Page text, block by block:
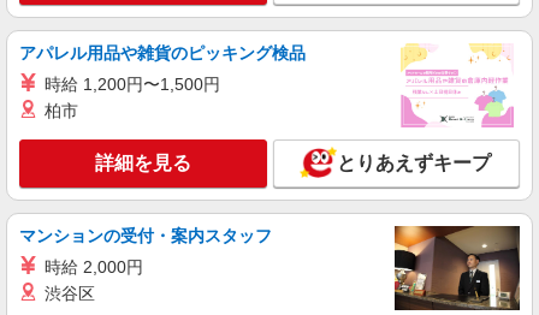
い金10万円支給(規定有) お友達を紹介頂くと, イン
センティブ支給(規定有) ★月2回払い・週払い可能
（規程有）★ ゜・。○。・゜+゜・。○。・゜+゜
パート
ケーズデンキ 厚木店
携帯電話販売・アドバイザースタッフ
賞与あり ※当社規定あり ※アルバイト除
く 神奈川県厚木市田村町1番26号
キープ 詳細を見る
アパレル用品や雑貨のピッキング検品
時給 1,200円〜1,500円
柏市
詳細を見る とりあえずキープ
マンションの受付・案内スタッフ
時給 2,000円
渋谷区